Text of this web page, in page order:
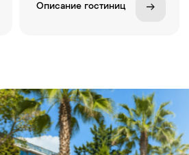
Описание гостиниц